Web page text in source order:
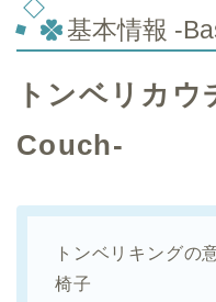
基本情報 -
トンベリカ
Couch-
トンベリキングの
椅子